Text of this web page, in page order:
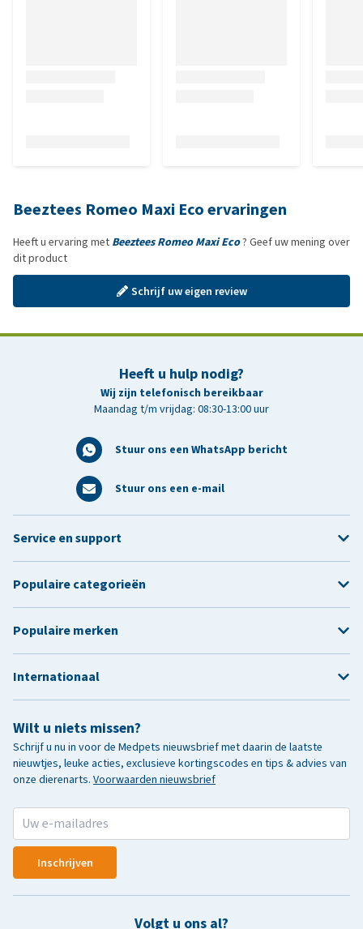
Beeztees Romeo Maxi Eco ervaringen
Heeft u ervaring met Beeztees Romeo Maxi Eco? Geef uw mening over
dit product
Schrijf uw eigen review
Heeft u hulp nodig?
Wij zijn telefonisch bereikbaar
Maandag t/m vrijdag: 08:30-13:00 uur
Stuur ons een WhatsApp bericht
Stuur ons een e-mail
Wilt u niets missen?
Schrijf u nu in voor de Medpets nieuwsbrief met daarin de laatste
nieuwtjes, leuke acties, exclusieve kortingscodes en tips & advies van
onze dierenarts. Voorwaarden nieuwsbrief
Inschrijven
Volgt u ons al?
Service en support
Populaire categorieën
Populaire merken
Internationaal